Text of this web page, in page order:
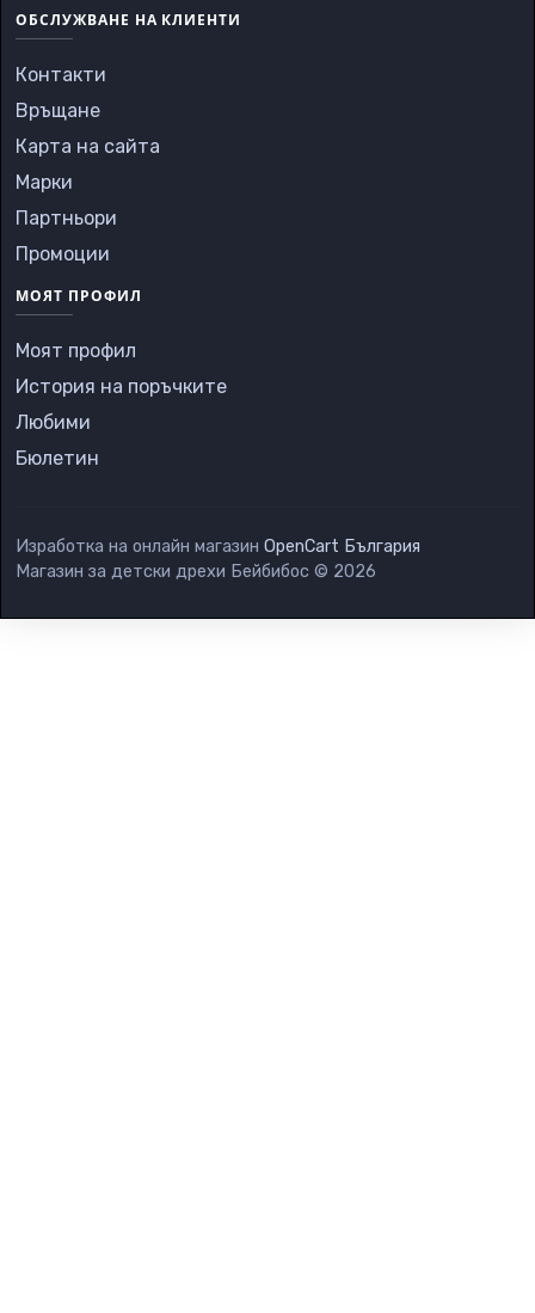
ОБСЛУЖВАНЕ НА КЛИЕНТИ
Контакти
Връщане
Карта на сайта
Марки
Партньори
Промоции
МОЯТ ПРОФИЛ
Моят профил
История на поръчките
Любими
Бюлетин
Изработка на онлайн магазин OpenCart България
Магазин за детски дрехи Бейбибос © 2026